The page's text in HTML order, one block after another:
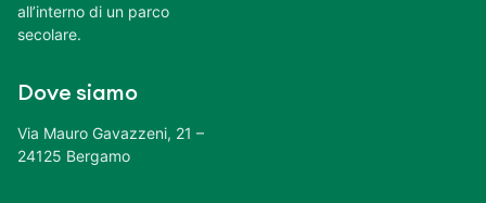
all’interno di un parco
secolare.
Dove siamo
Via Mauro Gavazzeni, 21 –
24125 Bergamo